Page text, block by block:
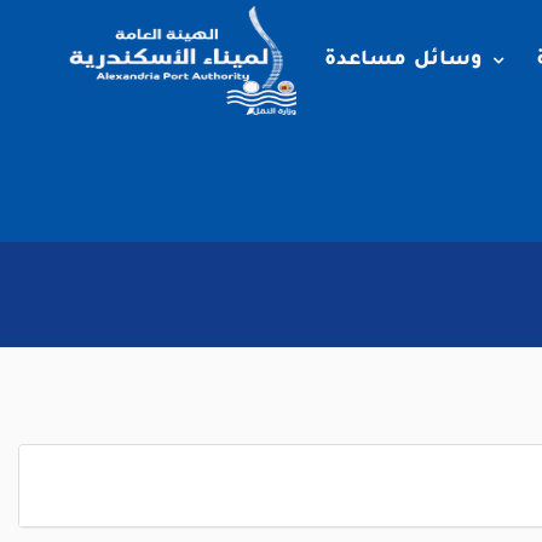
وسائل مساعدة